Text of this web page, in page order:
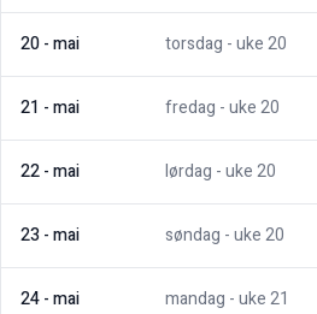
20-mai torsdag - uke20
21 -mai fredag - uke20
22-mai lørdag - uke20
23 -mai søndag - uke20
24-mai mandag - uke21